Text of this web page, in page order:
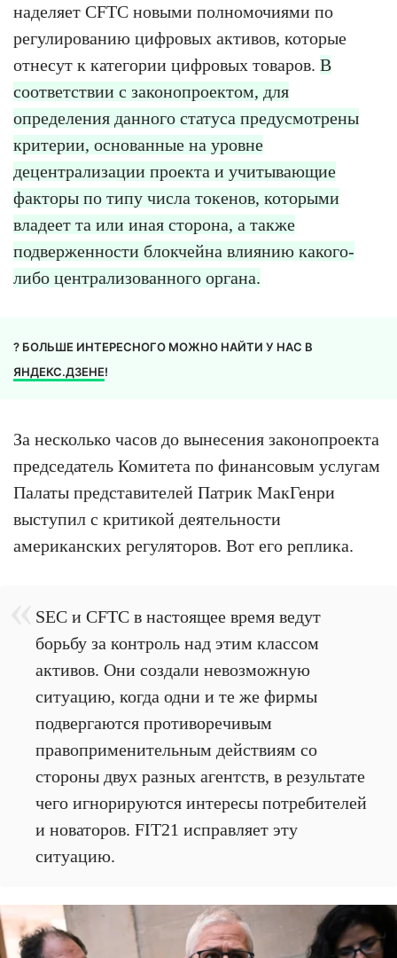
наделяет CFTC новыми полномочиями по
регулированию цифровых активов, которые
отнесут к категории цифровых товаров. В
соответствии с законопроектом, для
определения данного статуса предусмотрены
критерии, основанные на уровне
децентрализации проекта и учитывающие
факторы по типу числа токенов, которыми
владеет та или иная сторона, а также
подверженности блокчейна влиянию какого-
либо централизованного органа.
? БОЛЬШЕ ИНТЕРЕСНОГО МОЖНО НАЙТИ У НАС В
ЯНДЕКС.ДЗЕНЕ!
За несколько часов до вынесения законопроекта
председатель Комитета по финансовым услугам
Палаты представителей Патрик МакГенри
выступил с критикой деятельности
американских регуляторов. Вот его реплика.
SEC и CFTC в настоящее время ведут
борьбу за контроль над этим классом
активов. Они создали невозможную
ситуацию, когда одни и те же фирмы
подвергаются противоречивым
правоприменительным действиям со
стороны двух разных агентств, в результате
чего игнорируются интересы потребителей
и новаторов. FIT21 исправляет эту
ситуацию.